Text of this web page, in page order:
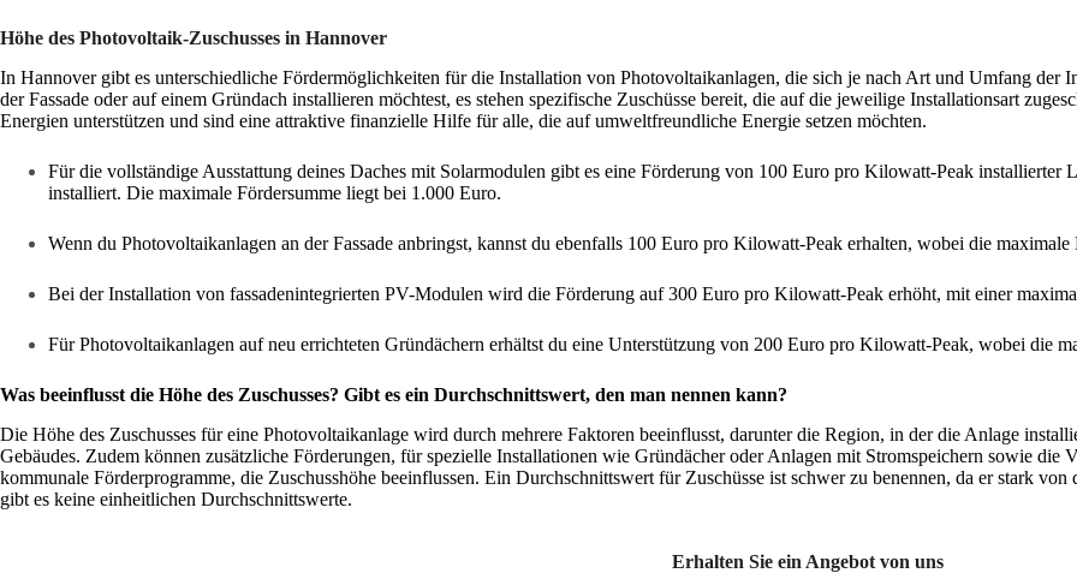
Höhe des Photovoltaik-Zuschusses in Hannover
In Hannover gibt es unterschiedliche Fördermöglichkeiten für die Installation von Photovoltaikanlagen, die sich je nach Art und Umfang der
der Fassade oder auf einem Gründach installieren möchtest, es stehen spezifische Zuschüsse bereit, die auf die jeweilige Installationsart
Energien unterstützen und sind eine attraktive finanzielle Hilfe für alle, die auf umweltfreundliche Energie setzen möchten.
Für die vollständige Ausstattung deines Daches mit Solarmodulen gibt es eine Förderung von 100 Euro pro Kilowatt-Peak installierter
installiert. Die maximale Fördersumme liegt bei 1.000 Euro.
Wenn du Photovoltaikanlagen an der Fassade anbringst, kannst du ebenfalls 100 Euro pro Kilowatt-Peak erhalten, wobei die
Bei der Installation von fassadenintegrierten PV-Modulen wird die Förderung auf 300 Euro pro Kilowatt-Peak erhöht, mit einer
Für Photovoltaikanlagen auf neu errichteten Gründächern erhältst du eine Unterstützung von 200 Euro pro Kilowatt-Peak, wobei die
Was beeinflusst die Höhe des Zuschusses? Gibt es ein Durchschnittswert, den man nennen kann?
Die Höhe des Zuschusses für eine Photovoltaikanlage wird durch mehrere Faktoren beeinflusst, darunter die Region, in der die Anlage
Gebäudes. Zudem können zusätzliche Förderungen, für spezielle Installationen wie Gründächer oder Anlagen mit Stromspeichern sowie
kommunale Förderprogramme, die Zuschusshöhe beeinflussen. Ein Durchschnittswert für Zuschüsse ist schwer zu benennen, da er stark
gibt es keine einheitlichen Durchschnittswerte.
Erhalten Sie ein Angebot von uns